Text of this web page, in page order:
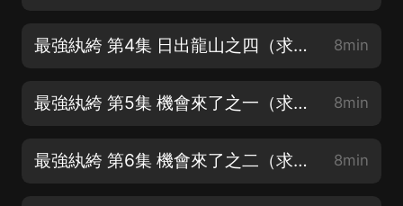
最強紈絝 第4集 日出龍山之四（求訂閱❤評論❤月票❤） 8min
最強紈絝 第5集 機會來了之一（求訂閱❤評論❤月票❤） 8min
最強紈絝 第6集 機會來了之二（求訂閱❤評論❤月票❤） 8min